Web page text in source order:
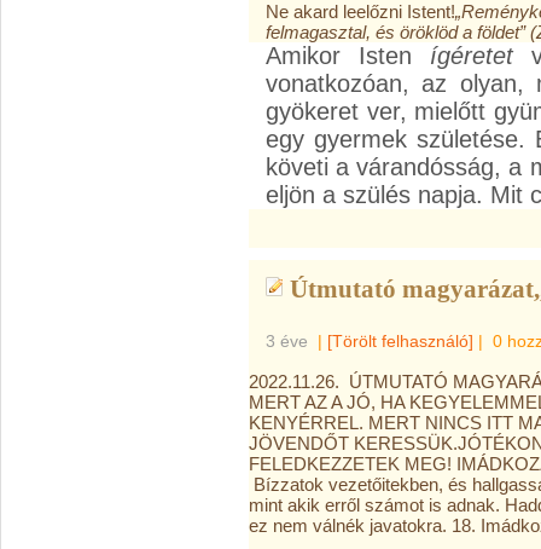
Ne akard leelőzni Istent!
felmagasztal, és öröklöd a földet”
Amikor Isten ígéretet
vonatkozóan, az
gyökeret ver, mielőtt
egy gyermek születése.
követi a várandósság, a
eljön a szülés napja. Mit
Útmutató
3 éve | [Törölt felhasználó] | 0
2022.11.26. ÚTMUTATÓ
MERT AZ A JÓ, HA
KENYÉRREL. MERT NINCS ITT
JÖVENDŐT
FELEDKEZZETEK MEG!
Bízzatok vezetőitekben, és
mint akik erről számot is adnak.
ez nem válnék javatokra. 18.